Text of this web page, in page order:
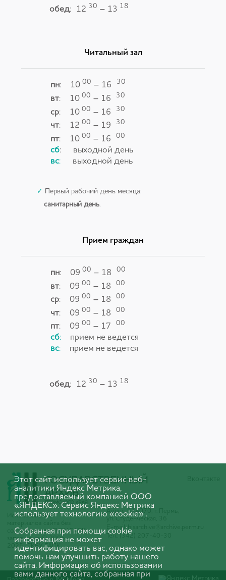
обед: 12 30 – 13 18
Читальный зал
пн: 10 00 – 16 30
вт: 10 00 – 16 30
ср: 10 00 – 16 30
чт: 12 00 – 19 30
пт: 10 00 – 16 00
сб: выходной день
вс: выходной день
✓ Первый рабочий день месяца:
санитарный день.
Прием граждан
пн: 09 00 – 18 00
вт: 09 00 – 18 00
ср: 09 00 – 18 00
чт: 09 00 – 18 00
пт: 09 00 – 17 00
сб: прием не ведется
вс: прием не ведется
обед: 12 30 – 13 18
Адрес: 614070, г. Пермь,
ул. Студенческая, 36
E-mail:
Тел.: (342) 207-40-30
Использование
согласования с ГКБУ ГАПК
запрещено. © 2005-
2025 ГКБУ ГАПК
Этот сайт использует сервис веб-
аналитики Яндекс Метрика,
предоставляемый компанией ООО
«ЯНДЕКС». Сервис Яндекс Метрика
использует технологию «cookie» .
Собранная при помощи cookie
информация не может
идентифицировать вас, однако может
помочь нам улучшить работу нашего
сайта. Информация об использовании
вами данного сайта, собранная при